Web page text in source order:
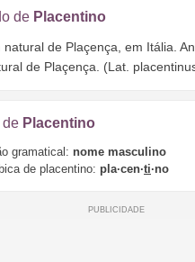
de Placentino
natural de Plaçença, em Itália.
de Plaçença. (Lat.
de Placentino
gramatical: nome masculino
de placentino: pla·cen·ti·no